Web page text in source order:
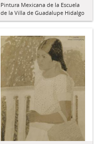
Pintura Mexicana de la Escuela
de la Villa de Guadalupe Hidalgo